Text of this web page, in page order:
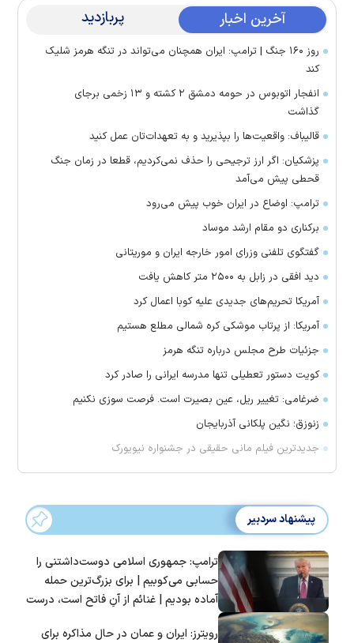
آخرین اخبار پربازدید
روز ۱۶۰ جنگ | ترامپ: ایران همچنان می‌تواند در تنگه هرمز شلیک
کند
انفجار اتوبوس در حومه دمشق ۲ کشته و ۱۳ زخمی برجای
گذاشت
قالیباف: واقعیت‌ها را بپذیرید و به تعهدات‌تان عمل کنید
پزشکیان: اگر ارز ترجیحی را حذف نمی‌کردیم، قطعا در زمان جنگ
قحطی پیش می‌آمد
ترامپ: اوضاع در ایران خوب پیش می‌رود
برکناری دو مقام ارشد موساد
گفتگوی تلفنی وزرای امور خارجه ایران و موریتانی
دید افقی در زابل به ۲۵۰۰ متر کاهش یافت
آمریکا تحریم‌های جدیدی علیه کوبا اعمال کرد
آمریکا: از پرتاب موشکی کره شمالی مطلع هستیم
جزئیات طرح مجلس درباره تنگه هرمز
کویت دستور تعطیلی تنها مدرسه ایرانی را صادر کرد
ضرغامی: تغییر ریل، عین بصیرت است. فرصت سوزی نکنیم
زنوزق؛ نگین پلکانی آذربایجان
جدیدترین فیلم مانی حقیقی در جشنواره نیویورک
پیشنهاد سردبیر
ترامپ: جمهوری اسلامی دوست‌داشتنی را
حسابی می‌کوبیم | برای بزرگ‌ترین حمله
آماده بودیم | غنائم از آنِ فاتح است، درست
رویترز: ایران و عمان در حال مذاکره برای